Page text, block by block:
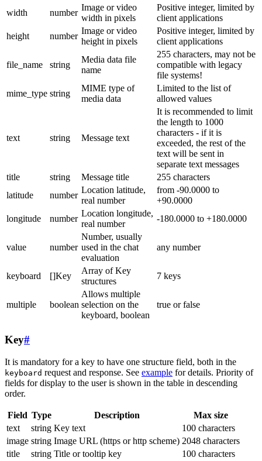
width
number
Image or video
width in pixels
Positive integer, limited by
client applications
height
number
Image or video
height in pixels
Positive integer, limited by
client applications
file_name string
Media data file
name
255 characters, may not be
compatible with legacy
file systems!
mime_type string
MIME type of
media data
Limited to the list of
allowed values
text string Message text
It is recommended to limit
the length to 1000
characters - if it is
exceeded, the rest of the
text will be sent in
separate text messages
title
string Message title
255 characters
latitude
number
Location latitude,
real number
from -90.0000 to
+90.0000
longitude
number
Location longitude,
real number
-180.0000 to +180.0000
value number
Number, usually
used in the chat
evaluation
any number
keyboard []Key
Array of Key
structures
7 keys
multiple boolean
Allows multiple
selection on the
keyboard, boolean
true or false
Key#
It is mandatory for a key to have one structure field, both in the
keyboard request and response. See example for details. Priority of
fields for display to the user is shown in the table in descending
order.
Field Type Description
Max size
text
string Key text
100 characters
image string Image URL (https or http scheme) 2048 characters
title
string Title or tooltip key
100 characters